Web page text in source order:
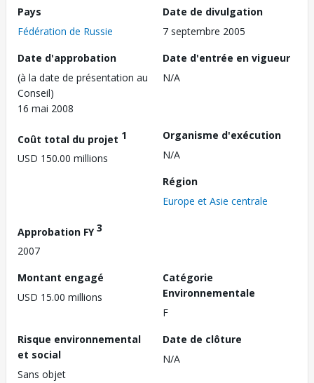
Pays
Fédération de Russie
Date de divulgation
7 septembre 2005
Date d'approbation
(à la date de présentation au
Conseil)
16 mai 2008
Date d'entrée en vigueur
N/A
Coût total du projet 1
USD 150.00 millions
Organisme d'exécution
N/A
Région
Europe et Asie centrale
Approbation FY3
2007
Montant engagé
USD 15.00 millions
Catégorie
Environnementale
F
Risque environnemental
et social
Sans objet
Date de clôture
N/A